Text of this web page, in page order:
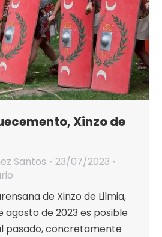
Xinzo de
Santos
23/07/2023
de Xinzo de Lilmia,
agosto de 2023 es posible
pasado, concretamente